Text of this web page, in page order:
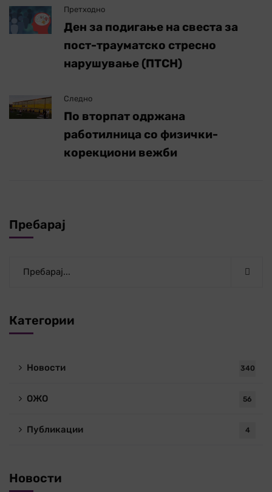
Претходно
Ден за подигање на свеста за
пост-трауматско стресно
нарушување (ПТСН)
Следно
По вторпат одржана
работилница со физички-
корекциони вежби
Пребарај
Категории
Новости 340
ОЖО 56
Публикации 4
Новости